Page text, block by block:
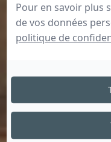
Pour en savoir plus
de vos données
politique de